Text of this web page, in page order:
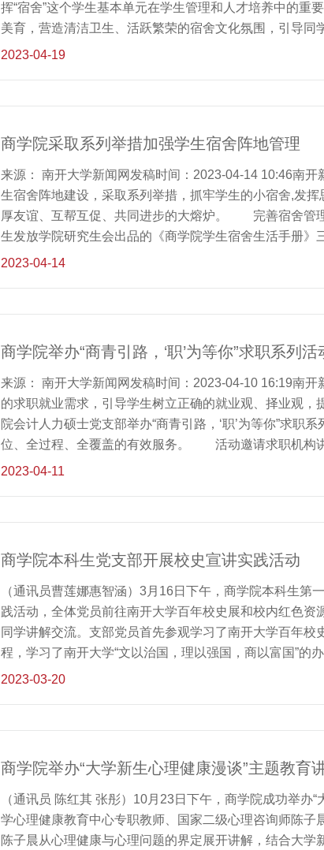
挥“宿舍”这个学生基本单元在学生管理和人才培养中的重
美育，营造清洁卫生、活跃繁荣的宿舍文化氛围，引导
在一封“爱国卫生大清扫运动”倡议书的号召下拉开帷幕。
务型宿舍六个角度申报了特色宿舍。最终，学院通过材
立典型，学院通过公众号发布最美宿舍及特色宿舍风采展
2023-04-19
商学院采取系列举措加强学生宿舍阵地管理
来源： 南开大学新闻网发稿时间：2023-04-14 10:46南
生宿舍阵地建设，采取系列举措，抓牢学生的小宿舍,发
厚友谊、互帮互促、共同进步的大熔炉。 完善宿舍管
生发放学院研究生会出品的《商学院学生宿舍生活手册
学们共同创建安全、有序、文明、和谐的住宿环境，培养
环境，利用公众号面向学院全体本硕博学生发放一封“爱
运动，同时鼓励同学们对宿舍进行美观创意设计，以此
定期下宿舍与学生谈心
2023-04-14
商学院举办“商青引路，‘职’为等你”求职系列活
来源： 南开大学新闻网发稿时间：2023-04-10 16:19南
的求职就业需求，引导学生树立正确的就业观、择业观
院会计人力硕士党支部举办“商青引路，‘职’为等你”求职
位、全过程、全覆盖的有效服务。 活动邀请求职机构
技能培训、求职经验分享、就业信息发布等方面，活动
提出建议，为立志走向公务员、选调生岗位的同学们指
专业的张翔宇已通过选调生考试，他详细地介绍了公考整
位选择、复习备考
2023-04-11
商学院本科生党支部开展校史宣讲实践活动
（通讯员曹莲娜惠智涵）3月16日下午，商学院本科生第
践活动，全体党员前往南开大学百年校史展和校内红色
同学讲解交流。支部党员首先参观学习了南开大学百年
程，学习了南开大学“文以治国，理以强国，商以富国”的
秀南开人的爱国事迹，感受到了南开人的爱国情怀。支部
动，赴天津市首批红色资源名录入选资源于方舟烈士纪
动、大革命运动、玉田暴动中的伟大事迹，展现了先烈为
育支部成员将先烈的精神和意志传承
2023-03-20
商学院举办“大学新生心理健康漫谈”主题教育
（通讯员 陈红其 张彤）10月23日下午，商学院成功举办
学心理健康教育中心专职教师、国家二级心理咨询师陈子
陈子晨从心理健康与心理问题的界定展开讲解，结合大